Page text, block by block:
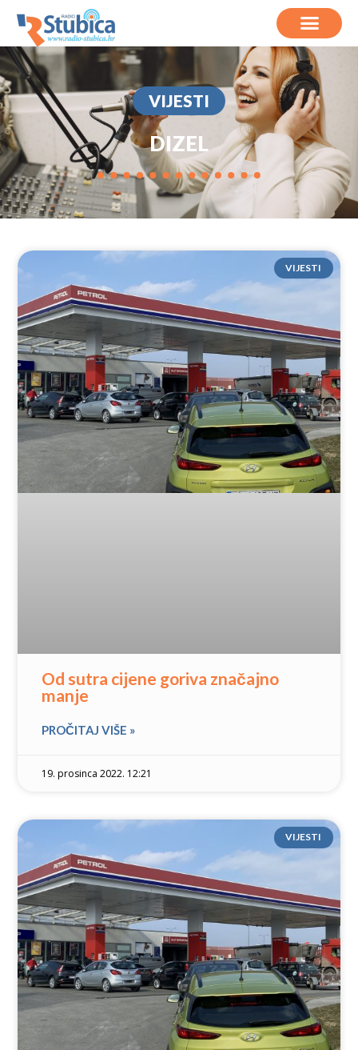
VIJESTI
DIZEL
VIJESTI
Od sutra cijene goriva značajno
manje
PROČITAJ VIŠE »
19. prosinca 2022. 12:21
VIJESTI